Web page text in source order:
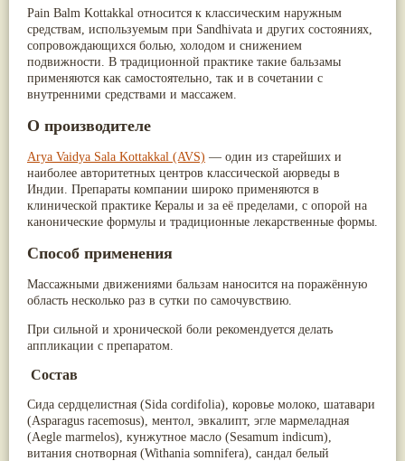
Pain Balm Kottakkal относится к классическим наружным
средствам, используемым при Sandhivata и других состояниях,
сопровождающихся болью, холодом и снижением
подвижности. В традиционной практике такие бальзамы
применяются как самостоятельно, так и в сочетании с
внутренними средствами и массажем.
О производителе
Arya Vaidya Sala Kottakkal (AVS) — один из старейших и
наиболее авторитетных центров классической аюрведы в
Индии. Препараты компании широко применяются в
клинической практике Кералы и за её пределами, с опорой на
канонические формулы и традиционные лекарственные формы.
Способ применения
Массажными движениями бальзам наносится на поражённую
область несколько раз в сутки по самочувствию.
При сильной и хронической боли рекомендуется делать
аппликации с препаратом.
Состав
Сида сердцелистная (Sida cordifolia), коровье молоко, шатавари
(Asparagus racemosus), ментол, эвкалипт, эгле мармеладная
(Aegle marmelos), кунжутное масло (Sesamum indicum),
витания снотворная (Withania somnifera), сандал белый